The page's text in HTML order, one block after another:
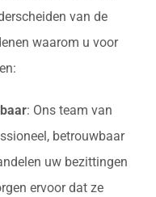
van de
waarom u voor
: Ons team van
betrouwbaar
uw bezittingen
ervoor dat ze